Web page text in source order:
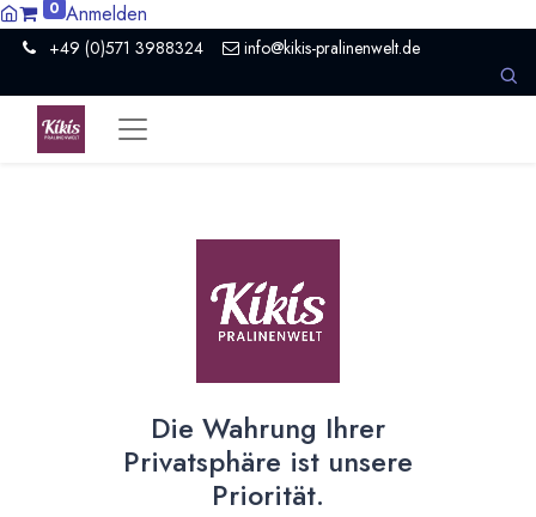
0 Anmelden
+49 (0)571 3988324 info@kikis-pralinenwelt.de
durch Kirsten Kiki Homborg
Die Wahrung Ihrer
Privatsphäre ist unsere
Priorität.